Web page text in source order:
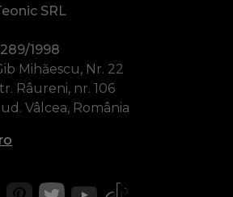
SRL
1998
Mihăescu, Nr. 22
Râureni, nr. 106
Vâlcea, România